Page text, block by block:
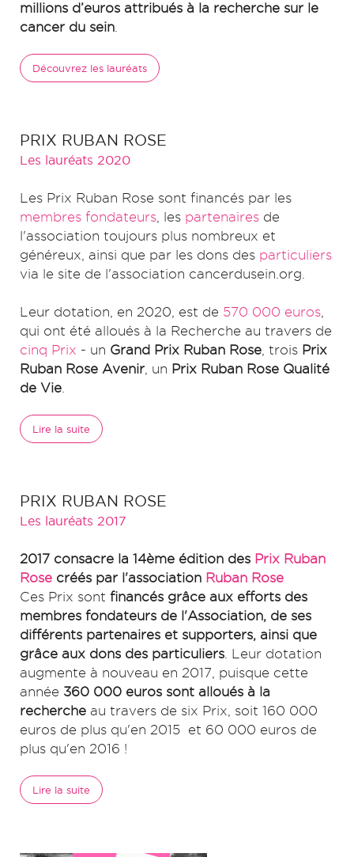
millions d’euros attribués à la recherche sur le
cancer du sein
Découvrez les lauréats
PRIX RUBAN ROSE
Les lauréats 2020
Les Prix Ruban Rose sont financés par les
membres fondateurs , les partenaires de
l'association toujours plus nombreux et
généreux, ainsi que par les dons des particuliers
via le site de l'association cancerdusein.org.
Leur dotation, en 2020, est de 570 000 euros
qui ont été alloués à la Recherche au travers de
cinq Prix - un Grand Prix Ruban Rose , trois Prix
Ruban Rose Avenir , un Prix Ruban Rose Qualité
de Vie
Lire la suite
PRIX RUBAN ROSE
Les lauréats 2017
2017 consacre la 14ème édition des Prix Ruban
Rose créés par l'association Ruban Rose
Ces Prix sont financés grâce aux efforts des
membres fondateurs de l'Association, de ses
différents partenaires et supporters, ainsi que
grâce aux dons des particuliers . Leur dotation
augmente à nouveau en 2017, puisque cette
année 360 000 euros sont alloués à la
recherche au travers de six Prix, soit 160 000
euros de plus qu'en 2015 et 60 000 euros de
plus qu'en 2016 !
Lire la suite